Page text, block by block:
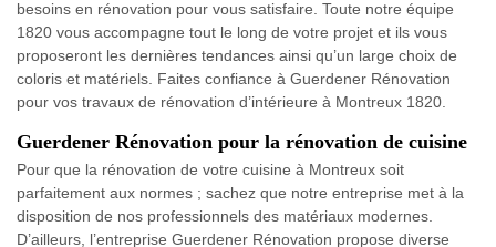
besoins en rénovation pour vous satisfaire. Toute notre équipe
1820 vous accompagne tout le long de votre projet et ils vous
proposeront les dernières tendances ainsi qu’un large choix de
coloris et matériels. Faites confiance à Guerdener Rénovation
pour vos travaux de rénovation d’intérieure à Montreux 1820.
Guerdener Rénovation pour la rénovation de cuisine
Pour que la rénovation de votre cuisine à Montreux soit
parfaitement aux normes ; sachez que notre entreprise met à la
disposition de nos professionnels des matériaux modernes.
D’ailleurs, l’entreprise Guerdener Rénovation propose diverse